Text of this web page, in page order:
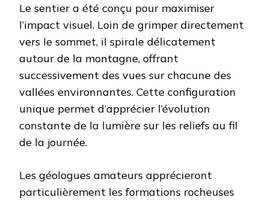
Le sentier a été conçu pour maximiser
l’impact visuel. Loin de grimper directement
vers le sommet, il spirale délicatement
autour de la montagne, offrant
successivement des vues sur chacune des
vallées environnantes. Cette configuration
unique permet d’apprécier l’évolution
constante de la lumière sur les reliefs au fil
de la journée.
Les géologues amateurs apprécieront
particulièrement les formations rocheuses